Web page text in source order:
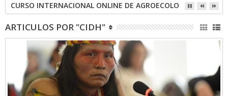
CURSO INTERNACIONAL ONLINE DE AGROECOLOGÍA
ARTICULOS POR "CIDH"